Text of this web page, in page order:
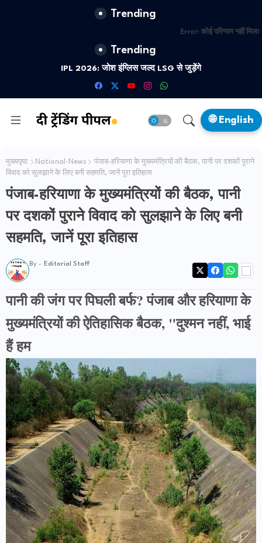
Trending
Error: कोई परिणाम नहीं मिला
Trending
IPL 2026: जोश इंग्लिस जल्द LSG से जुड़ेंगे
🌐 English
मुख्यपृष्ठ National-News
पंजाब-हरियाणा के मुख्यमंत्रियों की बैठक, पानी पर दशकों पुराने
विवाद को सुलझाने के लिए बनी सहमति, जानें पूरा इतिहास
पंजाब-हरियाणा के मुख्यमंत्रियों की बैठक, पानी
पर दशकों पुराने विवाद को सुलझाने के लिए बनी
सहमति, जानें पूरा इतिहास
By - Editorial Staff
पानी की जंग पर पिघली बर्फ? पंजाब और हरियाणा के
मुख्यमंत्रियों की ऐतिहासिक बैठक, "दुश्मन नहीं, भाई
हैं हम